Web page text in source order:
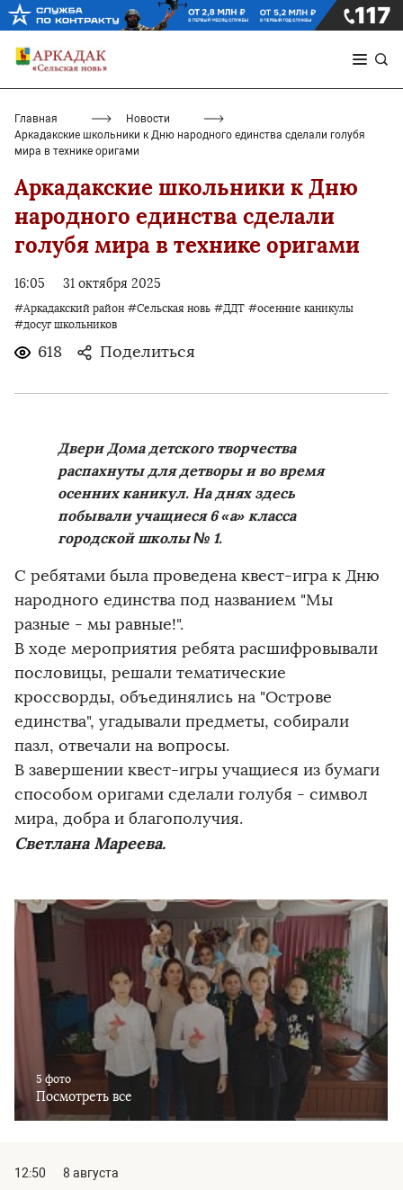
Главная
Новости
Аркадакские школьники к Дню народного единства сделали голубя
мира в технике оригами
Аркадакские школьники к Дню
народного единства сделали
голубя мира в технике оригами
16:05 31 октября 2025
#Аркадакский район #Сельская новь #ДДТ #осенние каникулы
#досуг школьников
618 Поделиться
Двери Дома детского творчества
распахнуты для детворы и во время
осенних каникул. На днях здесь
побывали учащиеся 6 «а» класса
городской школы № 1.
С ребятами была проведена квест-игра к Дню
народного единства под названием "Мы
разные - мы равные!".
В ходе мероприятия ребята расшифровывали
пословицы, решали тематические
кроссворды, объединялись на "Острове
единства", угадывали предметы, собирали
пазл, отвечали на вопросы.
В завершении квест-игры учащиеся из бумаги
способом оригами сделали голубя - символ
мира, добра и благополучия.
Светлана Мареева.
5 фото
Посмотреть все
12:50
8 августа